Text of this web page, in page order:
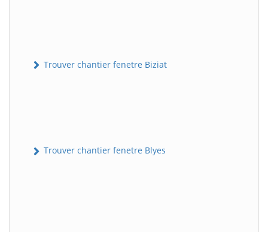
Trouver chantier fenetre Biziat
Trouver chantier fenetre Blyes